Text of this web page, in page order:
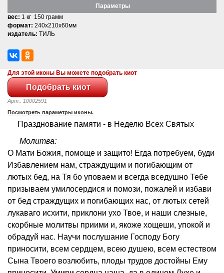
Параметры
вес: 1 кг 150 грамм
формат: 240x210x60мм
издатель: ТИЛЬ
Для этой иконы Вы можете подобрать киот
Арт.: 10002591
Посмотреть параметры иконы.
Празднование памяти - в Неделю Всех Святых
Молитва:
О Мати Божия, помоще и защито! Егда потребуем, буди
Избавлением нам, страждущим и погибающим от
лютых бед, на Тя бо уповаем и всегда вседушно Тебе
призываем умилосердися и помози, пожалей и избави
от бед страждущих и погибающих нас, от лютых сетей
лукаваго исхити, приклони ухо Твое, и наши слезные,
скорбные молитвы приими и, якоже хощеши, упокой и
обрадуй нас. Научи послушание Господу Богу
приносити, всем сердцем, всею душею, всем естеством
Сына Твоего возлюбить, плоды трудов достойны Ему